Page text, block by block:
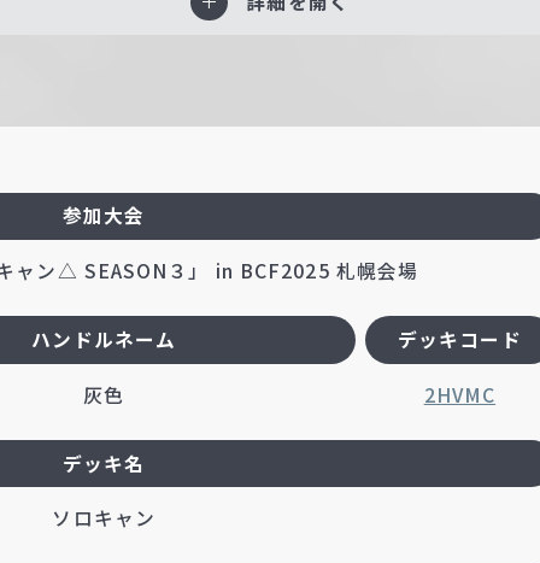
参加大会
ャン△ SEASON３」 in BCF2025 札幌会場
ハンドルネーム
灰色
デッキコード
2HVMC
デッキ名
ソロキャン